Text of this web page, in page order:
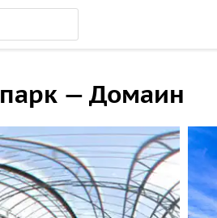
— Домаин